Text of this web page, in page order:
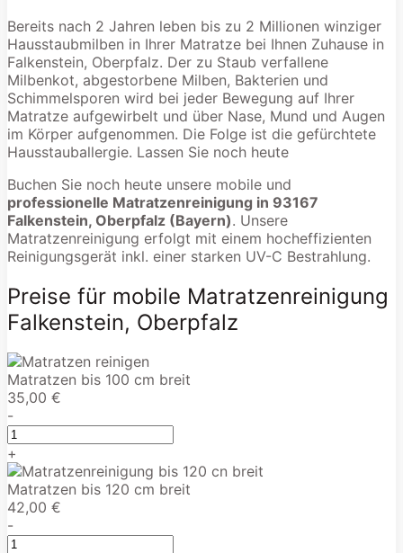
Bereits nach 2 Jahren leben bis zu 2 Millionen winziger
Hausstaubmilben in Ihrer Matratze bei Ihnen Zuhause in
Falkenstein, Oberpfalz. Der zu Staub verfallene
Milbenkot, abgestorbene Milben, Bakterien und
Schimmelsporen wird bei jeder Bewegung auf Ihrer
Matratze aufgewirbelt und über Nase, Mund und Augen
im Körper aufgenommen. Die Folge ist die gefürchtete
Hausstauballergie. Lassen Sie noch heute
Buchen Sie noch heute unsere mobile und
professionelle Matratzenreinigung in 93167
Falkenstein, Oberpfalz (Bayern). Unsere
Matratzenreinigung erfolgt mit einem hocheffizienten
Reinigungsgerät inkl. einer starken UV-C Bestrahlung.
Preise für mobile Matratzenreinigung
Falkenstein, Oberpfalz
Matratzen bis 100 cm breit
35,00 €
-
+
Matratzen bis 120 cm breit
42,00 €
-